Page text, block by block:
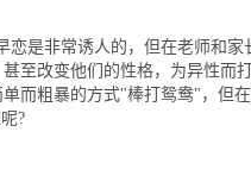
是非常诱人的，但在老师和家
至改变他们的性格，为异性而
而粗暴的方式"棒打鸳鸯"，但
?